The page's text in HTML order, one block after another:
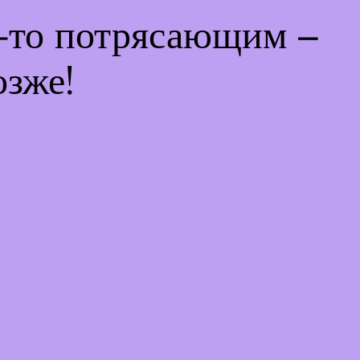
потрясающим –